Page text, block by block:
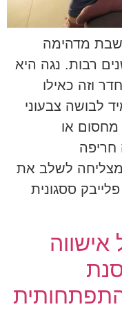
מדהימה
רבות. נגה היא
וזה כאילו
לבושה צבעוני
מחסום או
חריפה
ומצליחה לשלב את
ססגונית
אישווה
התפתחותית